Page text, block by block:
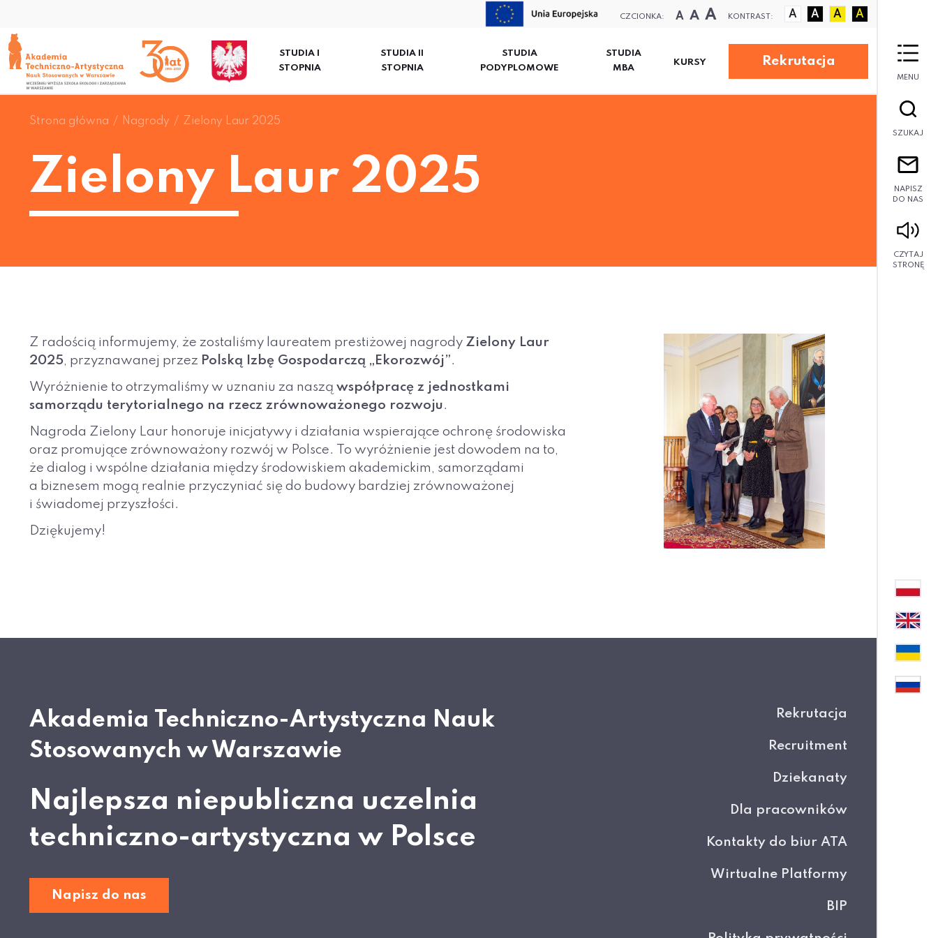
CZCIONKA: A A A KONTRAST: A A A A
STUDIA I
STOPNIA
STUDIA II
STOPNIA
STUDIA
PODYPLOMOWE
STUDIA
MBA
KURSY Rekrutacja
MENU
SZUKAJ
NAPISZ
DO NAS
CZYTAJ
STRONĘ
Strona główna Nagrody Zielony Laur 2025
Zielony Laur 2025
Z radością informujemy, że zostaliśmy laureatem prestiżowej nagrody Zielony Laur
2025, przyznawanej przez Polską Izbę Gospodarczą „Ekorozwój”.
Wyróżnienie to otrzymaliśmy w uznaniu za naszą współpracę z jednostkami
samorządu terytorialnego na rzecz zrównoważonego rozwoju.
Nagroda Zielony Laur honoruje inicjatywy i działania wspierające ochronę środowiska
oraz promujące zrównoważony rozwój w Polsce. To wyróżnienie jest dowodem na to,
że dialog i wspólne działania między środowiskiem akademickim, samorządami
a biznesem mogą realnie przyczyniać się do budowy bardziej zrównoważonej
i świadomej przyszłości.
Dziękujemy!
Akademia Techniczno-Artystyczna Nauk
Stosowanych w Warszawie
Najlepsza niepubliczna uczelnia
techniczno-artystyczna w Polsce
Napisz do nas
Rekrutacja
Recruitment
Dziekanaty
Dla pracowników
Kontakty do biur ATA
Wirtualne Platformy
BIP